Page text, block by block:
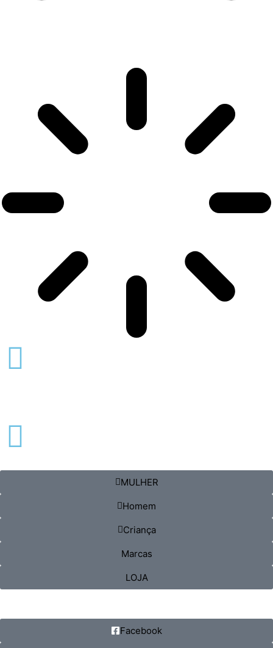
MULHER
Homem
Criança
Marcas
LOJA
Facebook